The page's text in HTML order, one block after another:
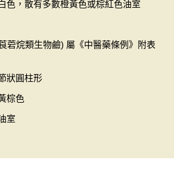
色，散有多數橙黃色或棕紅色油室
菪烷類生物鹼) 屬《中醫藥條例》附表
狀圓柱形
棕色
室